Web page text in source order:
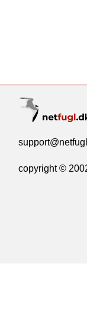
copyright ©